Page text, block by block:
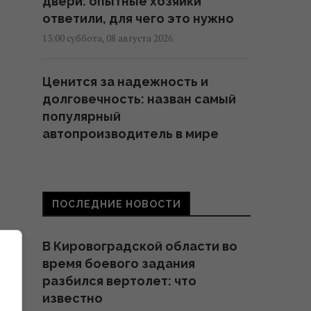
ответили, для чего это нужно
13:00 суббота, 08 августа 2026
Ценится за надежность и
долговечность: назван самый
популярный
автопроизводитель в мире
Вы неправильно заряжаете
смартфон: 6 популярных мифов,
12:50 суббота, 08 августа 2026
Всего 6 штук в день: ученые
ПОСЛЕДНИЕ НОВОСТИ
В Кировоградской области во
время боевого задания
разбился вертолет: что
известно